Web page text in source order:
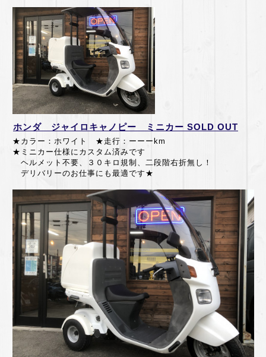
ホンダ ジャイロキャノピー ミニカー SOLD OUT
★カラー：ホワイト ★走行：ーーーkm
★ミニカー仕様にカスタム済みです
ヘルメット不要、３０キロ規制、二段階右折無し！
デリバリーのお仕事にも最適です★